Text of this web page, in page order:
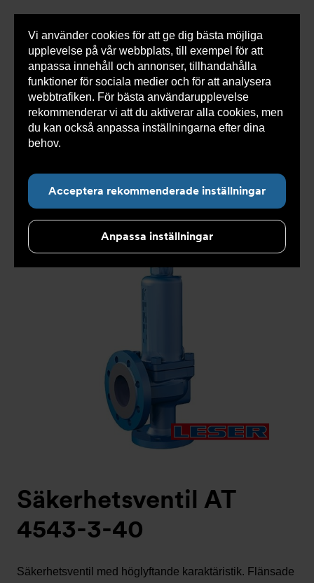
Vi använder cookies för att ge dig bästa möjliga
upplevelse på vår webbplats, till exempel för att
anpassa innehåll och annonser, tillhandahålla
funktioner för sociala medier och för att analysera
webbtrafiken. För bästa användarupplevelse
rekommenderar vi att du aktiverar alla cookies, men
du kan också anpassa inställningarna efter dina
behov.
Acceptera rekommenderade inställningar
Anpassa inställningar
0 varorSnabborder
Du
här:
Armatec > Produkter > Tryckavsäkring
>
Industriella säkerhetsventiler
> High performance
>
Säkerhetsventil AT 4543-
>
Säkerhetsventil AT 4543-3-
Säkerhetsventil AT
4543-3-40
Säkerhetsventil med höglyftande karaktäristik. Flänsade